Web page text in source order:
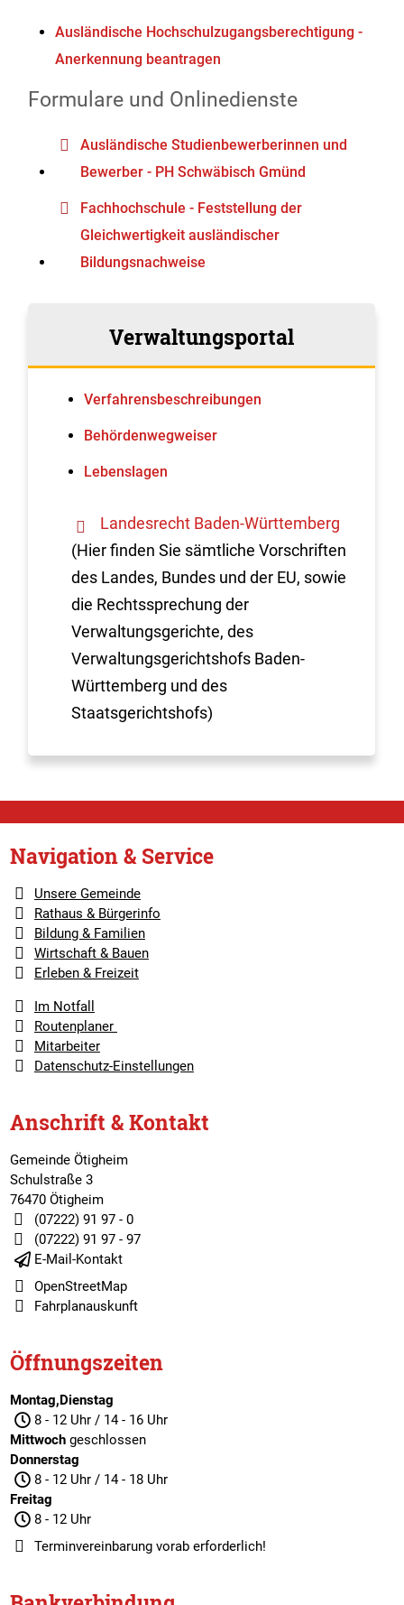
Ausländische Hochschulzugangsberechtigung -
Anerkennung beantragen
Formulare und Onlinedienste
Ausländische Studienbewerberinnen und
Bewerber - PH Schwäbisch Gmünd
Fachhochschule - Feststellung der
Gleichwertigkeit ausländischer
Bildungsnachweise
Verwaltungsportal
Verfahrens­beschreibungen
Behördenwegweiser
Lebenslagen
Landesrecht Baden-Württemberg
(Hier finden Sie sämtliche Vorschriften
des Landes, Bundes und der EU, sowie
die Rechtssprechung der
Verwaltungsgerichte, des
Verwaltungsgerichtshofs Baden-
Württemberg und des
Staatsgerichtshofs)
Navigation & Service
Unsere Gemeinde
Rathaus & Bürgerinfo
Bildung & Familien
Wirtschaft & Bauen
Erleben & Freizeit
Im Notfall
Routenplaner
Mitarbeiter
Datenschutz-Einstellungen
Anschrift & Kontakt
Gemeinde Ötigheim
Schulstraße 3
76470 Ötigheim
(07222) 91 97 - 0
(07222) 91 97 - 97
E-Mail-Kontakt
OpenStreetMap
Fahrplanauskunft
Öffnungszeiten
Montag,Dienstag
8 - 12 Uhr / 14 - 16 Uhr
Mittwochgeschlossen
Donnerstag
8 - 12 Uhr / 14 - 18 Uhr
Freitag
8 - 12 Uhr
Terminvereinbarungvorab erforderlich!